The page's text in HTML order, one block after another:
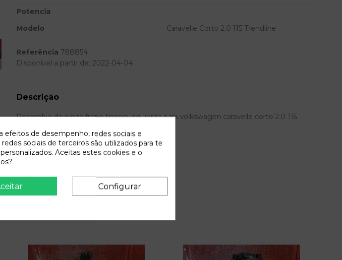
Potencia
Modelo
Caravelle Corto 2.0 115 Trendline
Referência 788854
Disponível a partir de: 2022-04-04
Descrição
Recambio de pinza freno trasera izquierda para volkswagen caravelle corto 2.0 115
efeitos de desempenho, redes sociais e
sociais de terceiros são utilizados para te
Aceitas estes cookies e o
Configurar